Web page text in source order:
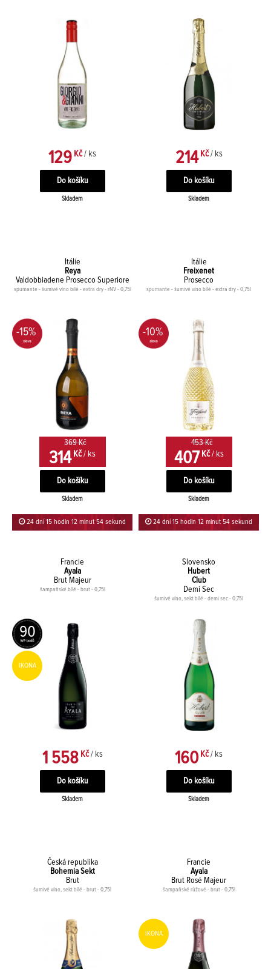
129 Kč / ks
Skladem
214 Kč / ks
Skladem
Itálie
Reya
Valdobbiadene Prosecco Superiore
spumante - šumivé víno bílé - extra dry - rNV - 0,75l
-15%
369 Kč
314 Kč / ks
Skladem
24 dní 15 hodin 12 minut 54 sekund
Itálie
Freixenet
Prosecco
spumante - šumivé víno bílé - extra dry - 0,75l
-10%
453 Kč
407Kč / ks
Skladem
24 dní 15 hodin 12 minut 54 sekund
Francie
Ayala
Brut Majeur
šampaňské bílé - brut - 0,75l
90
IKONA
1 558Kč / ks
Skladem
Slovensko
Hubert
Club
Demi Sec
šumivé víno, sekt bílé - demi sec - 0,75l
160Kč / ks
Skladem
Česká republika
Bohemia Sekt
Brut
šumivé víno, sekt bílé - brut - 0,75l
Francie
Ayala
Brut Rosé Majeur
šampaňské růžové - brut - 0,75l
IKONA